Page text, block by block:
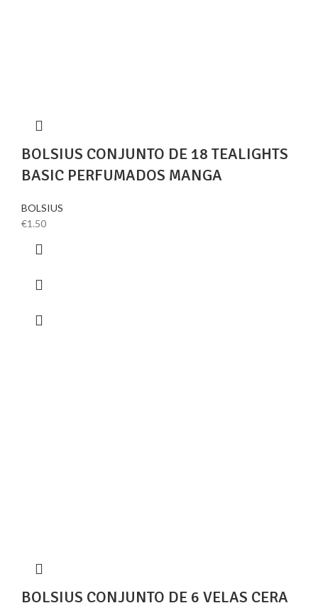
BOLSIUS CONJUNTO DE 18 TEALIGHTS
BASIC PERFUMADOS MANGA
BOLSIUS
€1.50
BOLSIUS CONJUNTO DE 6 VELAS CERA